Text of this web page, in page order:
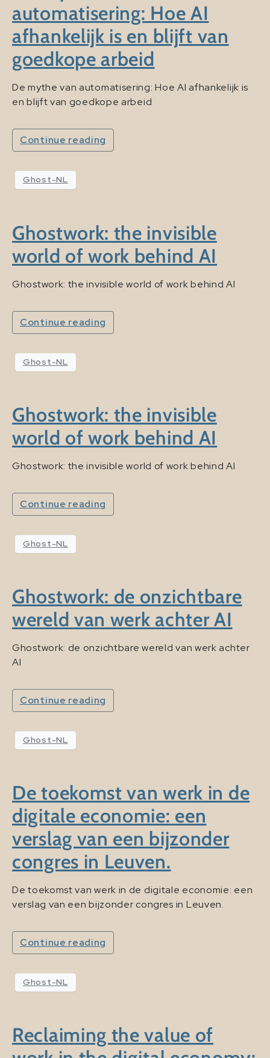
automatisering: Hoe AI
afhankelijk is en blijft van
goedkope arbeid
De mythe van automatisering: Hoe AI afhankelijk is
en blijft van goedkope arbeid
Continue reading
Ghost-NL
Ghostwork: the invisible
world of work behind AI
Ghostwork: the invisible world of work behind AI
Continue reading
Ghost-NL
Ghostwork: the invisible
world of work behind AI
Ghostwork: the invisible world of work behind AI
Continue reading
Ghost-NL
Ghostwork: de onzichtbare
wereld van werk achter AI
Ghostwork: de onzichtbare wereld van werk achter
AI
Continue reading
Ghost-NL
De toekomst van werk in de
digitale economie: een
verslag van een bijzonder
congres in Leuven.
De toekomst van werk in de digitale economie: een
verslag van een bijzonder congres in Leuven.
Continue reading
Ghost-NL
Reclaiming the value of